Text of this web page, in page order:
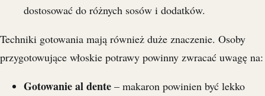
dostosować do różnych sosów i dodatków.
Techniki gotowania mają również duże znaczenie. Osoby
przygotowujące włoskie potrawy powinny zwracać uwagę na:
Gotowanie al dente – makaron powinien być lekko